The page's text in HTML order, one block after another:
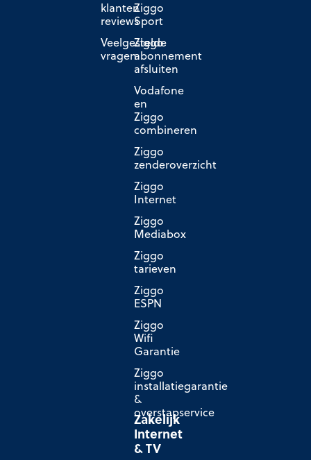
klanten
reviews
Veelgestelde
vragen
Ziggo
Sport
Ziggo
abonnement
afsluiten
Vodafone
en
Ziggo
combineren
Ziggo
zenderoverzicht
Ziggo
Internet
Ziggo
Mediabox
Ziggo
tarieven
Ziggo
ESPN
Ziggo
Wifi
Garantie
Ziggo
installatiegarantie
&
overstapservice
Zakelijk
Internet
& TV